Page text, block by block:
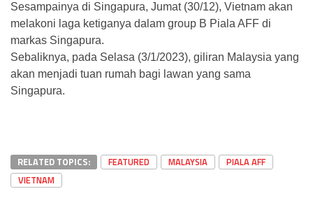
Sesampainya di Singapura, Jumat (30/12), Vietnam akan
melakoni laga ketiganya dalam group B Piala AFF di
markas Singapura.
Sebaliknya, pada Selasa (3/1/2023), giliran Malaysia yang
akan menjadi tuan rumah bagi lawan yang sama
Singapura.
RELATED TOPICS: FEATURED MALAYSIA
PIALA AFF
VIETNAM